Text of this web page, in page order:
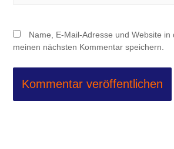
Name, E-Mail-Adresse und Website in
meinen nächsten Kommentar speichern.